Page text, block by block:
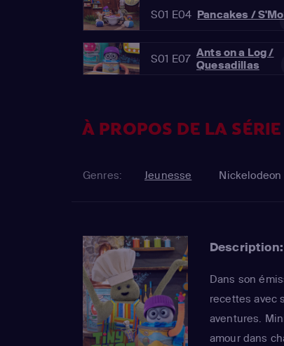
S01 E04 Pancakes /
S01 E07 Ants on a Log /
Quesadillas
À PROPOS DE LA SÉRIE
Genres: Jeunesse Nickelodeon
Description:
Dans son
recettes avec
aventures.
amour dans